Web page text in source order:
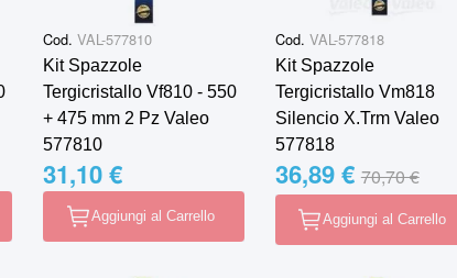
Cod. VAL-577810
Kit Spazzole
Tergicristallo Vf810 - 550
+ 475 mm 2 Pz Valeo
577810
31,10 €
Aggiungi al Carrello
Cod. VAL-577818
Kit Spazzole
Tergicristallo Vm818
Silencio X.Trm Valeo
577818
Special Price
36,89 € Regular Price
70,70 €
Aggiungi al Carrello